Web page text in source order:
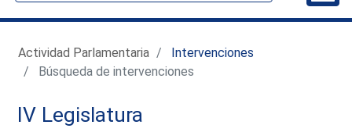
Actividad Parlamentaria
Intervenciones
Búsqueda de intervenciones
IV Legislatura